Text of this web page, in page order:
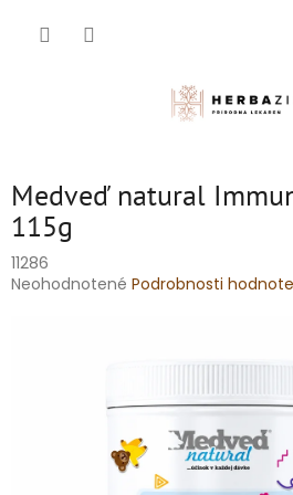
Medveď natural
115g
11286
Priemerné
Neohodnotené Podrobnosti